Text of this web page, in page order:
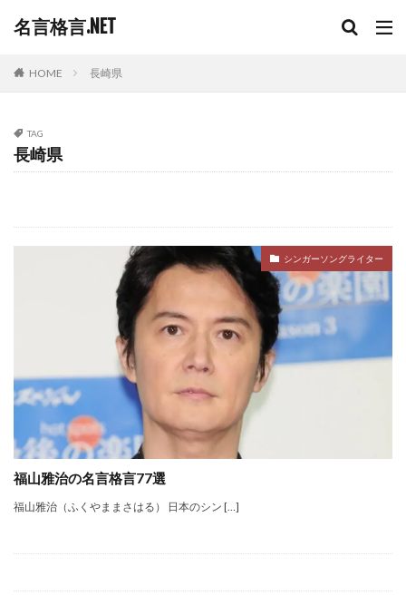
名言格言.NET
HOME 長崎県
TAG
長崎県
シンガーソングライター
福山雅治の名言格言77選
福山雅治（ふくやままさはる） 日本のシン […]